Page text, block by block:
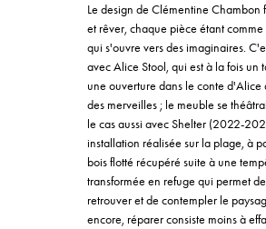
Le design de Clémentine Chambon
et rêver, chaque pièce étant
qui s'ouvre vers des imaginaires.
avec Alice Stool, qui est à la fois un
une ouverture dans le conte d'Alice
des merveilles ; le meuble se
le cas aussi avec Shelter (2022-
installation réalisée sur la plage, à
bois flotté récupéré suite à une
transformée en refuge qui permet
retrouver et de contempler le
encore, réparer consiste moins à